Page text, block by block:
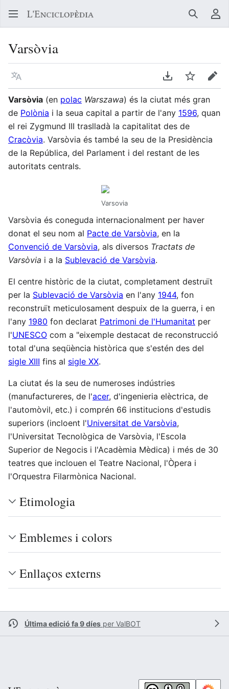
Buscar
Varsòvia
Llegir en un atre idioma Descarregar en
Vigilar
Varsòvia (en polac Warszawa) és la ciutat més gran
de Polònia i la seua capital a partir de l'any 1596, quan
el rei Zygmund III traslladà la capitalitat des de
Cracòvia. Varsòvia és també la seu de la Presidència
de la República, del Parlament i del restant de les
autoritats centrals.
Varsovia
Varsòvia és coneguda internacionalment per haver
donat el seu nom al Pacte de Varsòvia, en la
Convenció de Varsòvia, als diversos Tractats de
Varsòvia i a la Sublevació de Varsòvia.
El centre històric de la ciutat, completament destruït
per la Sublevació de Varsòvia en l'any 1944, fon
reconstruït meticulosament despuix de la guerra, i en
l'any 1980 fon declarat Patrimoni de l'Humanitat per
l'UNESCO com a "eixemple destacat de reconstrucció
total d'una seqüència històrica que s'estén des del
sigle XIII fins al sigle XX.
La ciutat és la seu de numeroses indústries
(manufactureres, de l'acer, d'ingenieria elèctrica, de
l'automòvil, etc.) i comprén 66 institucions d'estudis
superiors (incloent l'Universitat de Varsòvia,
l'Universitat Tecnològica de Varsòvia, l'Escola
Superior de Negocis i l'Acadèmia Mèdica) i més de 30
teatres que inclouen el Teatre Nacional, l'Òpera i
l'Orquestra Filarmònica Nacional.
Etimologia
Emblemes i colors
Enllaços externs
Última edició fa 9 díes per ValBOT